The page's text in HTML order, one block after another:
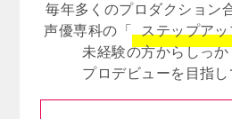
毎年多くのプロダクション
声優専科の「
ステップア
未経験の方からしっ
プロデビューを目指し